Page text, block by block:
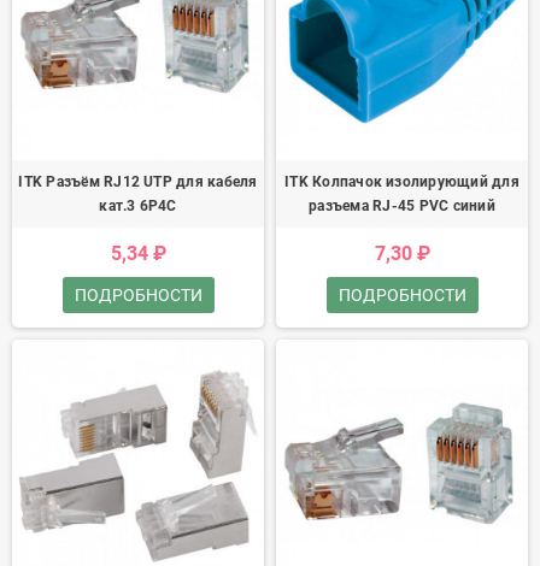
ITK Разъём RJ12 UTP для кабеля
кат.3 6P4C
5,34 ₽
ПОДРОБНОСТИ
ITK Колпачок изолирующий для
разъема RJ-45 PVC синий
7,30 ₽
ПОДРОБНОСТИ